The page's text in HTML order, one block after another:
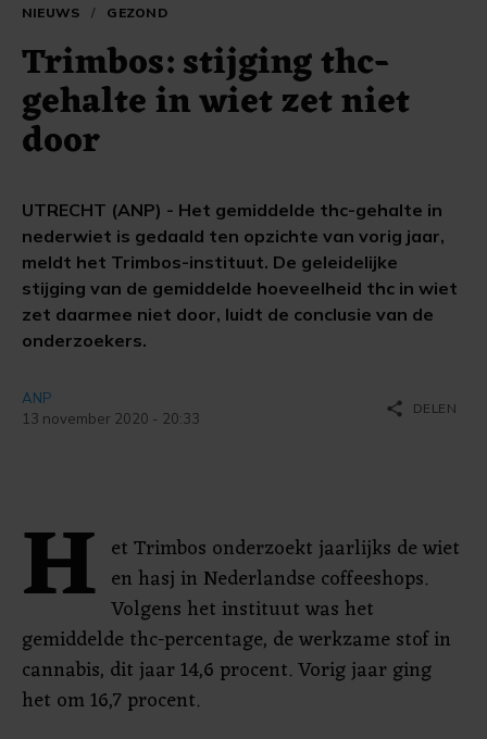
NIEUWS / GEZOND
Trimbos: stijging thc-
gehalte in wiet zet niet
door
UTRECHT (ANP) - Het gemiddelde thc-gehalte in
nederwiet is gedaald ten opzichte van vorig jaar,
meldt het Trimbos-instituut. De geleidelijke
stijging van de gemiddelde hoeveelheid thc in wiet
zet daarmee niet door, luidt de conclusie van de
onderzoekers.
ANP
13 november 2020 - 20:33
share DELEN
H et Trimbos onderzoekt jaarlijks de wiet
en hasj in Nederlandse coffeeshops.
Volgens het instituut was het
gemiddelde thc-percentage, de werkzame stof in
cannabis, dit jaar 14,6 procent. Vorig jaar ging
het om 16,7 procent.